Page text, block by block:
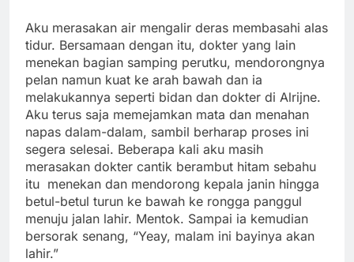
Aku merasakan air mengalir deras membasahi alas
tidur. Bersamaan dengan itu, dokter yang lain
menekan bagian samping perutku, mendorongnya
pelan namun kuat ke arah bawah dan ia
melakukannya seperti bidan dan dokter di Alrijne.
Aku terus saja memejamkan mata dan menahan
napas dalam-dalam, sambil berharap proses ini
segera selesai. Beberapa kali aku masih
merasakan dokter cantik berambut hitam sebahu
itu menekan dan mendorong kepala janin hingga
betul-betul turun ke bawah ke rongga panggul
menuju jalan lahir. Mentok. Sampai ia kemudian
bersorak senang, “Yeay, malam ini bayinya akan
lahir.”